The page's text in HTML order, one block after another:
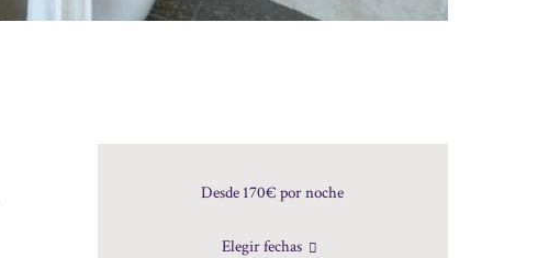
Desde 170€ por noche
Elegir fechas